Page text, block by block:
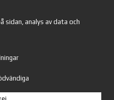
och utrustning till verkstaden,
hitta en mängd olika produkter.
sidan, analys av data och